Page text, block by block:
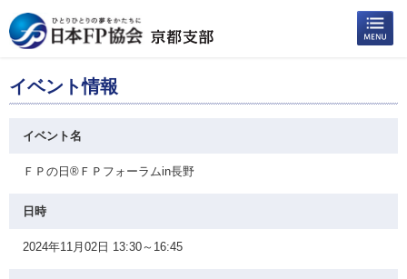
イベント情報
イベント名
ＦＰの日®ＦＰフォーラムin長野
日時
2024年11月02日 13:30～16:45